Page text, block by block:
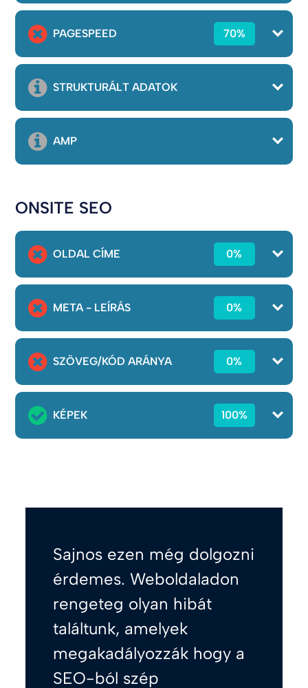
PAGESPEED 70%
STRUKTURÁLT ADATOK
AMP
ONSITE SEO
OLDAL CÍME 0%
META - LEÍRÁS 0%
SZÖVEG/KÓD ARÁNYA 0%
KÉPEK 100%
Sajnos ezen még dolgozni
érdemes. Weboldaladon
rengeteg olyan hibát
találtunk, amelyek
megakadályozzák hogy a
SEO-ból szép